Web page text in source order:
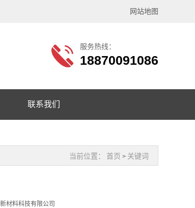
网站地图
服务热线：
18870091086
联系我们
当前位置： 首页 > 关键词
材料科技有限公司